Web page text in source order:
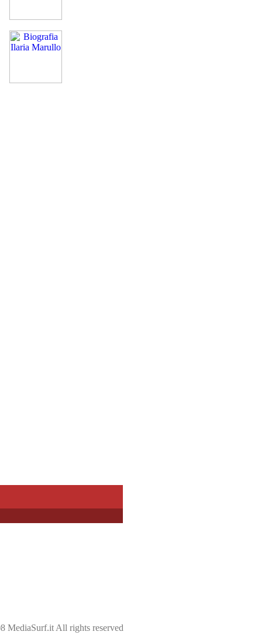
MediaSurf.it All rights reserved